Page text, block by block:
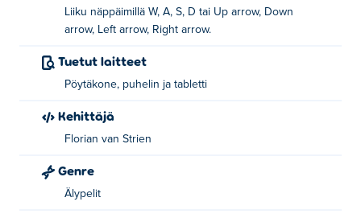
Liiku näppäimillä W, A, S, D tai Up arrow, Down
arrow, Left arrow, Right arrow.
Tuetut laitteet
Pöytäkone, puhelin ja tabletti
Kehittäjä
Florian van Strien
Genre
Älypelit